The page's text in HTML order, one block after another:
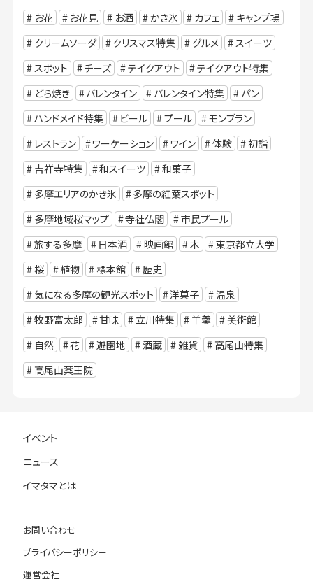
お花
お花見 お酒 かき氷 カフェ
キャンプ場
クリームソーダ
クリスマス特集 グルメ
スイーツ
スポット
チーズ テイクアウト
テイクアウト特集
どら焼き
バレンタイン バレンタイン特集
パン
ハンドメイド特集
ビール プール
モンブラン
レストラン
ワーケーション ワイン 体験
初詣
吉祥寺特集
和スイーツ
和菓子
多摩エリアのかき氷
多摩の紅葉スポット
多摩地域桜マップ
寺社仏閣
市民プール
旅する多摩
日本酒 映画館 木
東京都立大学
桜
植物 標本館
歴史
気になる多摩の観光スポット
洋菓子
温泉
牧野富太郎
甘味 立川特集 羊羹
美術館
自然
花 遊園地 酒蔵 雑貨
高尾山特集
高尾山薬王院
イベント
ニュース
イマタマとは
お問い合わせ
プライバシーポリシー
運営会社